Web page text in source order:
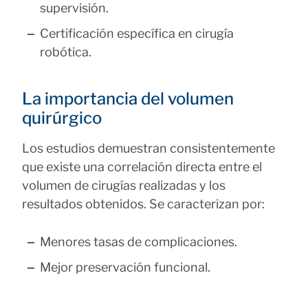
supervisión.
Certificación específica en cirugía
robótica.
La importancia del volumen
quirúrgico
Los estudios demuestran consistentemente
que existe una correlación directa entre el
volumen de cirugías realizadas y los
resultados obtenidos. Se caracterizan por:
Menores tasas de complicaciones.
Mejor preservación funcional.